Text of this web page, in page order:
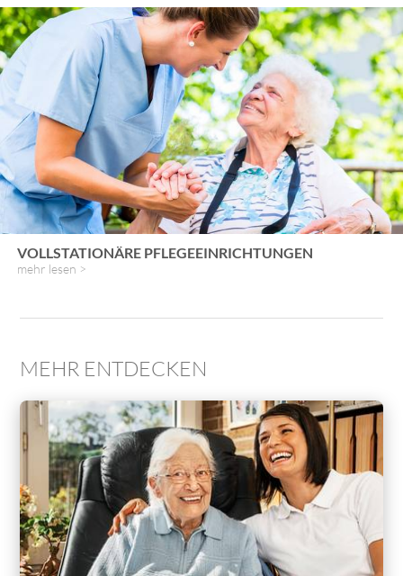
VOLLSTATIONÄRE PFLEGEEINRICHTUNGEN
mehr lesen >
MEHR ENTDECKEN